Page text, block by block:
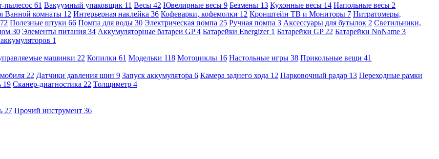
пылесос 61 Вакуумный упаковщик 11 Весы 42 Ювелирные весы 9 Безмены 13 Кухонные весы 14 Напольные весы 2
Ванной комнаты 12 Интерьерная наклейка 36 Кофеварки, кофемолки 12 Кронштейн ТВ и Мониторы 7 Нитратомеры,
72 Полезные штуки 66 Помпа для воды 30 Электрическая помпа 25 Ручная помпа 3 Аксессуары для бутылок 2 Светильники,
30 Элементы питания 34 Аккумуляторные батареи GP4 Батарейки Energizer 1 Батарейки GP 22 Батарейки NoName 3
1
машинки 22 Копилки 61 Модельки 118 Мотоциклы 16 Настольные игры 38 Прикольные вещи 41
22 Датчики давления шин 9 Запуск аккумулятора 6 Камера заднего хода 12 Парковочный радар 13 Переходные рамки
19 Сканер-диагностика 22 Толщиметр 4
27 Прочий инструмент 36